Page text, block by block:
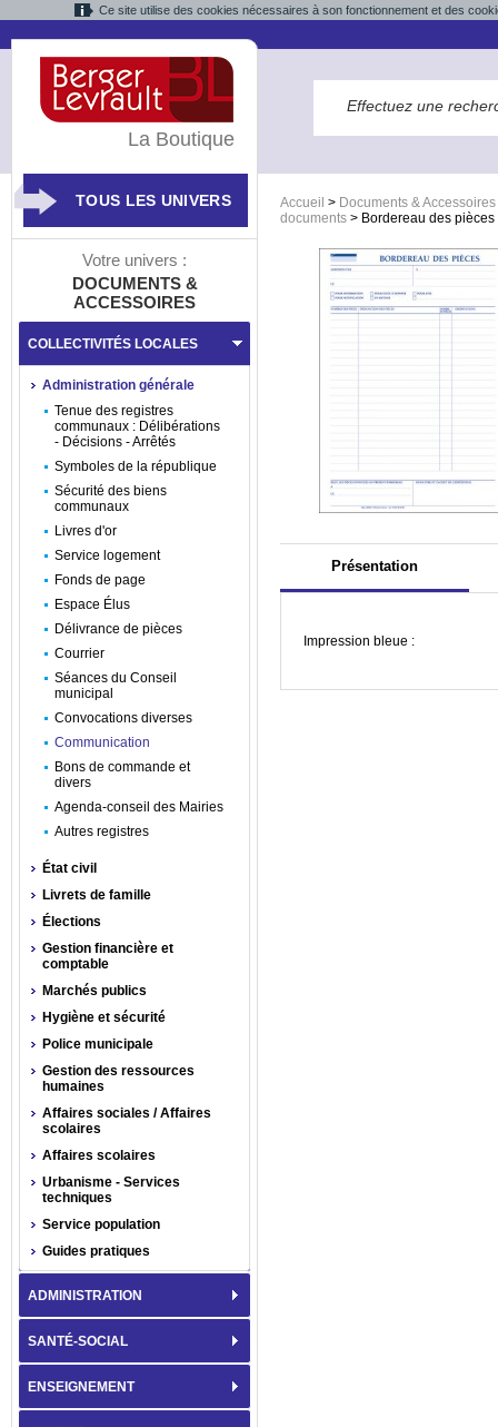
Ce site utilise des cookies nécessaires à son fonctionnement et des
Accueil > Documents & Accessoires
documents > Bordereau des
Présentation
Impression bleue :
La Boutique
TOUS LES UNIVERS
Votre univers :
DOCUMENTS &
ACCESSOIRES
COLLECTIVITÉS LOCALES
Administration générale
Tenue des registres
communaux : Délibérations
- Décisions - Arrêtés
Symboles de la république
Sécurité des biens
communaux
Livres d'or
Service logement
Fonds de page
Espace Élus
Délivrance de pièces
Courrier
Séances du Conseil
municipal
Convocations diverses
Communication
Bons de commande et
divers
Agenda-conseil des Mairies
Autres registres
État civil
Livrets de famille
Élections
Gestion financière et
comptable
Marchés publics
Hygiène et sécurité
Police municipale
Gestion des ressources
humaines
Affaires sociales / Affaires
scolaires
Affaires scolaires
Urbanisme - Services
techniques
Service population
Guides pratiques
ADMINISTRATION
SANTÉ-SOCIAL
ENSEIGNEMENT